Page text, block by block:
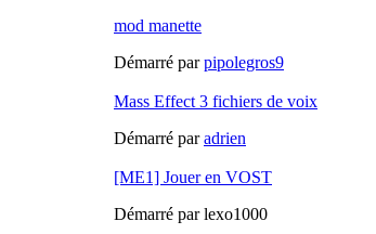
mod manette
Démarré parpipolegros9
Mass Effect 3 fichiers de voix
Démarré paradrien
[ME1] Jouer en VOST
Démarré par lexo1000